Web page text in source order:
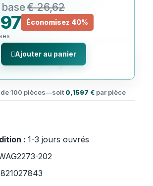
€ 26,62
Économisez 40%
Ajouter au panier
100 pièces—soit 0,1597 € par pièce
: 1-3 jours ouvrés
202